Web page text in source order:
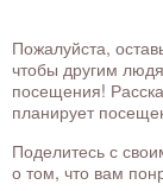
Пожалуйста,
чтобы другим
посещения!
планирует
Поделитесь с
о том, что вам